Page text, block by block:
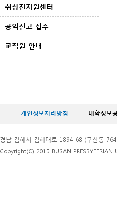
취창진지원센터
공익신고 접수
교직원 안내
개인정보처리방침 · 대학정보
경남 김해시 김해대로 1894-68 (구산동
Copyright(C) 2015 BUSAN PRESBYTERIAN